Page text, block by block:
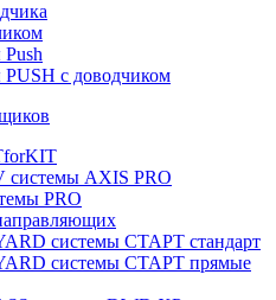
с доводчиком
AXIS PRO
PRO
системы СТАРТ стандарт
системы СТАРТ прямые